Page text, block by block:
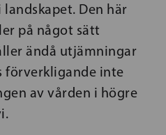
Den här
på något sätt
ändå utjämningar
förverkligande inte
av vården i högre